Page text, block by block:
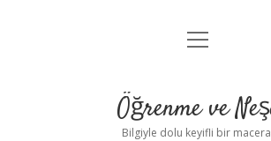
Anasayfa
Yasal Uyarı
menüyü
Öğrenme ve
Bilgiyle dolu keyifli bir